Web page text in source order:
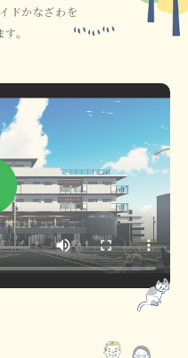
ドかなざわを
。